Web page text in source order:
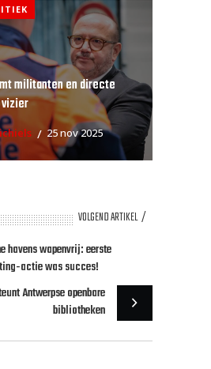
militanten en directe
25 nov 2025
VOLGEND ARTIKEL
havens wapenvrij: eerste
actie was succes!
Antwerpse openbare
bibliotheken